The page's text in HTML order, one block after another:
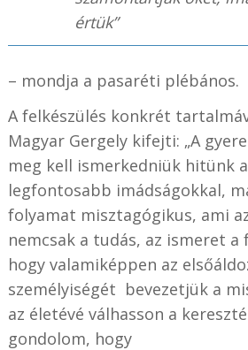
értük”
– mondja a pasaréti plébános.
A felkészülés konkrét
Magyar Gergely kifejti: „A
meg kell ismerkedniük hitünk
legfontosabb imádságokkal,
folyamat misztagógikus, ami
nemcsak a tudás, az ismeret a
hogy valamiképpen az
személyiségét bevezetjük a
az életévé válhasson a
gondolom, hogy